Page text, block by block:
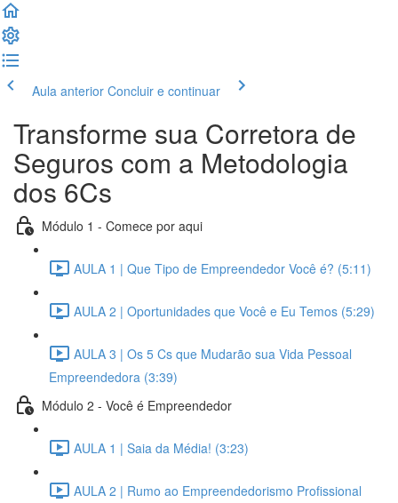
Aula anterior Concluir e continuar
Transforme sua Corretora de
Seguros com a Metodologia
dos 6Cs
Módulo 1 - Comece por aqui
AULA 1 | Que Tipo de Empreendedor Você é? (5:11)
AULA 2 | Oportunidades que Você e Eu Temos (5:29)
AULA 3 | Os 5 Cs que Mudarão sua Vida Pessoal
Empreendedora (3:39)
Módulo 2 - Você é Empreendedor
AULA 1 | Saia da Média! (3:23)
AULA 2 | Rumo ao Empreendedorismo Profissional